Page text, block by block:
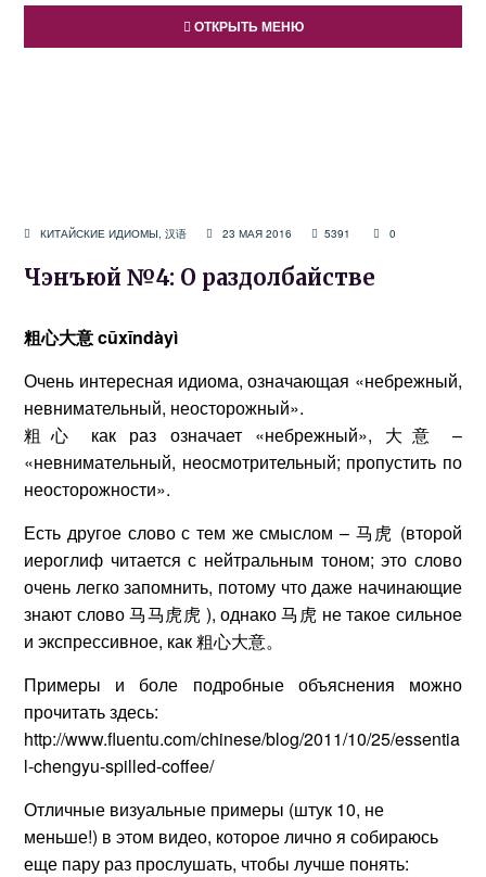
ОТКРЫТЬ МЕНЮ
КИТАЙСКИЕ ИДИОМЫ,汉语 23 МАЯ 2016 5391 0
Чэнъюй №4: О раздолбайстве
粗心大意cūxīndàyì
Очень интересная идиома, означающая «небрежный,
невнимательный, неосторожный».
粗心 как раз означает «небрежный», 大意 –
«невнимательный, неосмотрительный; пропустить по
неосторожности».
Есть другое слово с тем же смыслом – 马虎 (второй
иероглиф читается с нейтральным тоном; это слово
очень легко запомнить, потому что даже начинающие
знают слово 马马虎虎 ), однако 马虎 не такое сильное
и экспрессивное, как 粗心大意。
Примеры и боле подробные объяснения можно
прочитать здесь:
http://www.fluentu.com/chinese/blog/2011/10/25/essentia
l-chengyu-spilled-coffee/
Отличные визуальные примеры (штук 10, не
меньше!) в этом видео, которое лично я собираюсь
еще пару раз прослушать, чтобы лучше понять: